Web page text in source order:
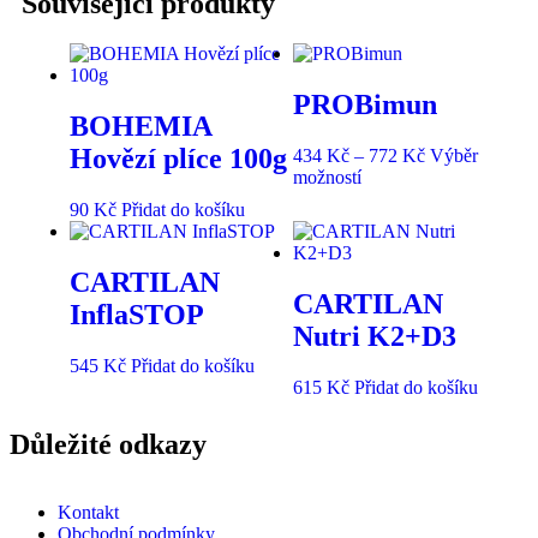
BOHEMIA
Hovězí plíce 100g
90 Kč Přidat do košíku
PROBimun
434 Kč – 772 Kč Výběr
možností
CARTILAN
InflaSTOP
545 Kč Přidat do košíku
CARTILAN
Nutri K2+D3
615 Kč Přidat do košíku
Důležité odkazy
Kontakt
Obchodní podmínky